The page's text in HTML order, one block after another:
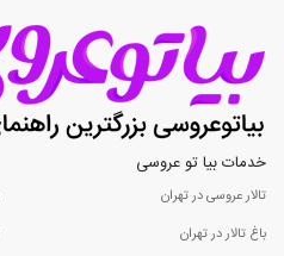
خدمات بیا تو عروسی
تالار عروسی در تهران
باغ تالار در تهران